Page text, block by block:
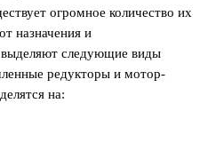
огромное количество их
назначения и
выделяют следующие виды
редукторы и мотор-
на: